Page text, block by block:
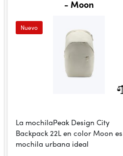
- Moon
Nuevo
La mochilaPeak Design City
Backpack 22L en color Moon
mochila urbana ideal